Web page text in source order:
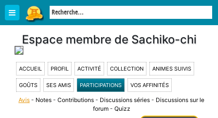
Espace membre de Sachiko-chi
ACCUEIL PROFIL ACTIVITÉ COLLECTION ANIMES SUIVIS
GOÛTS SES AMIS PARTICIPATIONS VOS AFFINITÉS
Avis - Notes - Contributions - Discussions séries - Discussions sur le
forum- Quizz